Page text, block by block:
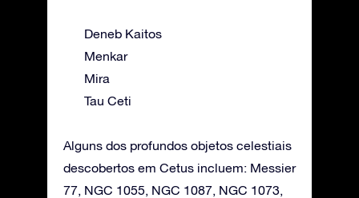
Deneb Kaitos
Menkar
Mira
Tau Ceti
Alguns dos profundos objetos celestiais
descobertos em Cetus incluem: Messier
77, NGC 1055, NGC 1087, NGC 1073,